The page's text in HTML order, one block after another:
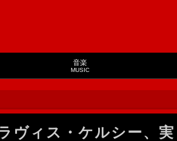
音楽
MUSIC
ヴィス・ケルシー、実